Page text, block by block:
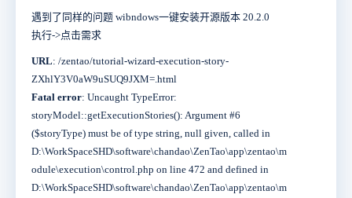
遇到了同样的问题 wibndows一键安装开源版本 20.2.0
执行->点击需求
URL: /zentao/tutorial-wizard-execution-story-
ZXhlY3V0aW9uSUQ9JXM=.html
Fatal error: Uncaught TypeError:
storyModel::getExecutionStories(): Argument #6
($storyType) must be of type string, null given, called in
D:\WorkSpaceSHD\software\chandao\ZenTao\app\zentao\m
odule\execution\control.php on line 472 and defined in
D:\WorkSpaceSHD\software\chandao\ZenTao\app\zentao\m